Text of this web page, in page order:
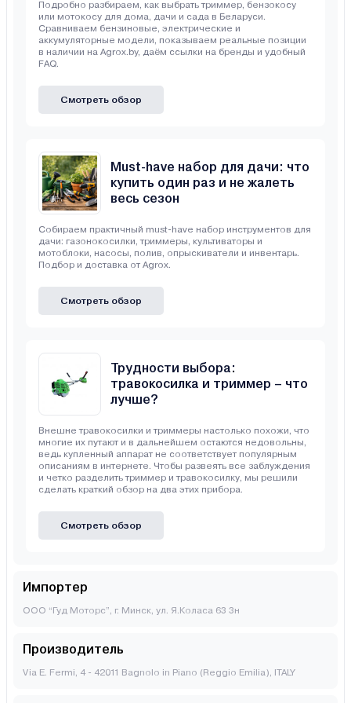
Подробно разбираем, как выбрать триммер, бензокосу
или мотокосу для дома, дачи и сада в Беларуси.
Сравниваем бензиновые, электрические и
аккумуляторные модели, показываем реальные позиции
в наличии на Agrox.by, даём ссылки на бренды и удобный
FAQ.
Смотреть обзор
Must-have набор для дачи: что
купить один раз и не жалеть
весь сезон
Собираем практичный must-have набор инструментов для
дачи: газонокосилки, триммеры, культиваторы и
мотоблоки, насосы, полив, опрыскиватели и инвентарь.
Подбор и доставка от Agrox.
Смотреть обзор
Трудности выбора:
травокосилка и триммер – что
лучше?
Внешне травокосилки и триммеры настолько похожи, что
многие их путают и в дальнейшем остаются недовольны,
ведь купленный аппарат не соответствует популярным
описаниям в интернете. Чтобы развеять все заблуждения
и четко разделить триммер и травокосилку, мы решили
сделать краткий обзор на два этих прибора.
Смотреть обзор
Импортер
ООО “Гуд Моторс”, г. Минск, ул. Я.Коласа 63 3н
Производитель
Via E. Fermi, 4 - 42011 Bagnolo in Piano (Reggio Emilia), ITALY